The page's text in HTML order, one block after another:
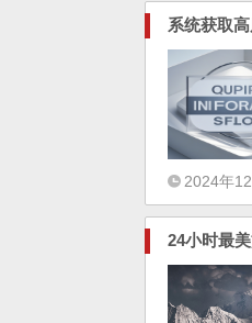
系统获取
2024年
24小时最